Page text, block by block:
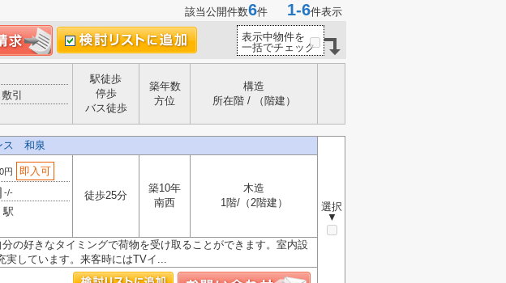
該当公開件数6件 1-6件表示
表示中物件を
一括でチェック
引
駅徒歩
停歩
バス徒歩
築年数
方位
構造
所在階 / （階建）
ス 和泉
選択
▼
円 即入可
-/-
駅
徒歩25分
築10年
南西
木造
1階/（2階建）
の好きなタイミングで荷物を受け取ることができます。室内設
実しています。来客時にはTVイ...